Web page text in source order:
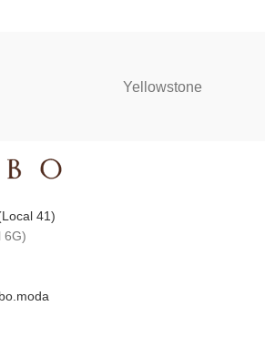
Yellowstone
41)
6G)